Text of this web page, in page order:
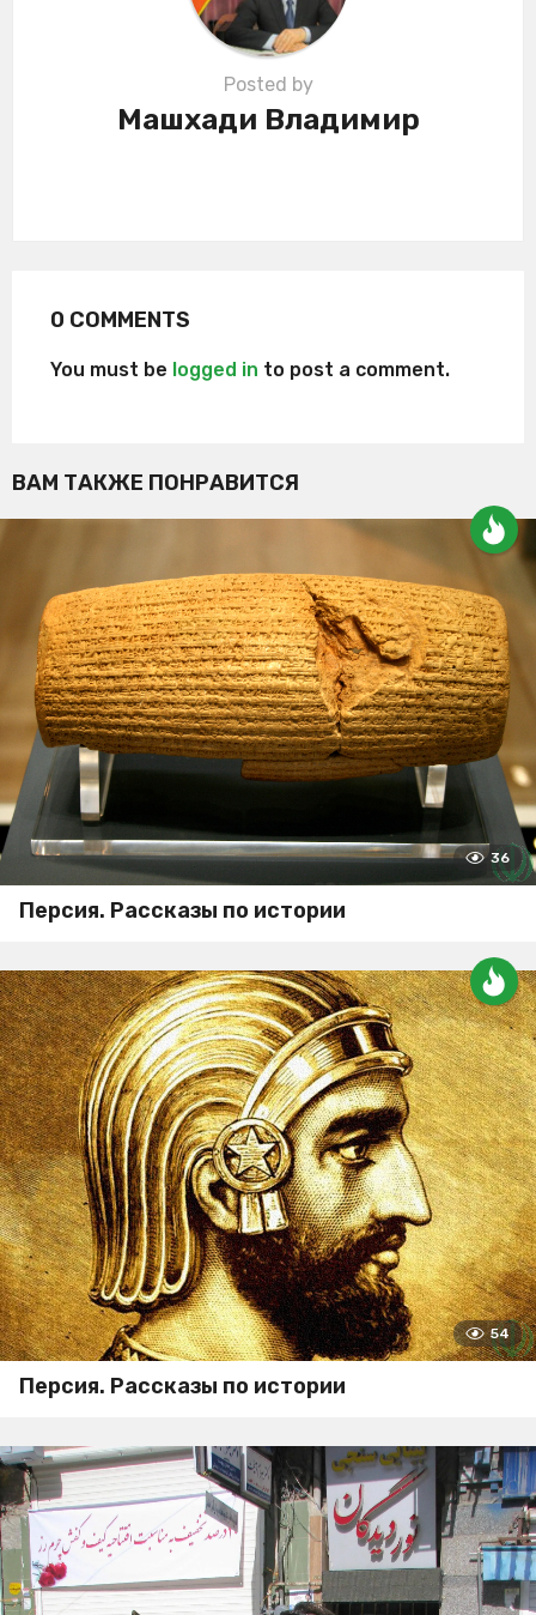
Posted by
Машхади Владимир
0 COMMENTS
You must be logged in to post a comment.
ВАМ ТАКЖЕ ПОНРАВИТСЯ
36
Персия. Рассказы по истории
54
Персия. Рассказы по истории